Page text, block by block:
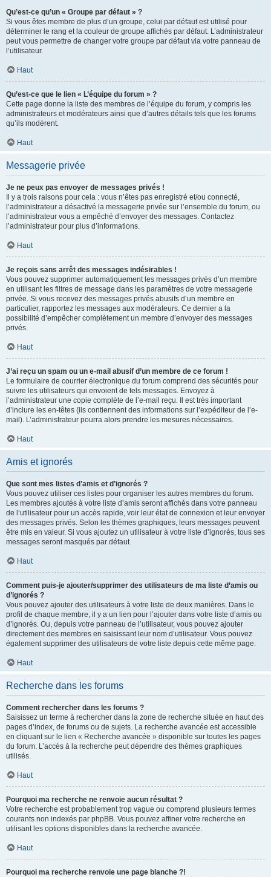
Qu’est-ce qu’un « Groupe par défaut » ?
Si vous êtes membre de plus d’un groupe, celui par défaut est utilisé pour
déterminer le rang et la couleur de groupe affichés par défaut. L’administrateur
peut vous permettre de changer votre groupe par défaut via votre panneau de
l’utilisateur.
Haut
Qu’est-ce que le lien « L’équipe du forum » ?
Cette page donne la liste des membres de l’équipe du forum, y compris les
administrateurs et modérateurs ainsi que d’autres détails tels que les forums
qu’ils modèrent.
Haut
Messagerie privée
Je ne peux pas envoyer de messages privés !
Il y a trois raisons pour cela : vous n’êtes pas enregistré et/ou connecté,
l’administrateur a désactivé la messagerie privée sur l’ensemble du forum, ou
l’administrateur vous a empêché d’envoyer des messages. Contactez
l’administrateur pour plus d’informations.
Haut
Je reçois sans arrêt des messages indésirables !
Vous pouvez supprimer automatiquement les messages privés d’un membre
en utilisant les filtres de message dans les paramètres de votre messagerie
privée. Si vous recevez des messages privés abusifs d’un membre en
particulier, rapportez les messages aux modérateurs. Ce dernier a la
possibilité d’empêcher complètement un membre d’envoyer des messages
privés.
Haut
J’ai reçu un spam ou un e-mail abusif d’un membre de ce forum !
Le formulaire de courrier électronique du forum comprend des sécurités pour
suivre les utilisateurs qui envoient de tels messages. Envoyez à
l’administrateur une copie complète de l’e-mail reçu. Il est très important
d’inclure les en-têtes (ils contiennent des informations sur l’expéditeur de l’e-
mail). L’administrateur pourra alors prendre les mesures nécessaires.
Haut
Amis et ignorés
Que sont mes listes d’amis et d’ignorés ?
Vous pouvez utiliser ces listes pour organiser les autres membres du forum.
Les membres ajoutés à votre liste d’amis seront affichés dans votre panneau
de l’utilisateur pour un accès rapide, voir leur état de connexion et leur envoyer
des messages privés. Selon les thèmes graphiques, leurs messages peuvent
être mis en valeur. Si vous ajoutez un utilisateur à votre liste d’ignorés, tous ses
messages seront masqués par défaut.
Haut
Comment puis-je ajouter/supprimer des utilisateurs de ma liste d’amis ou
d’ignorés ?
Vous pouvez ajouter des utilisateurs à votre liste de deux manières. Dans le
profil de chaque membre, il y a un lien pour l’ajouter dans votre liste d’amis ou
d’ignorés. Ou, depuis votre panneau de l’utilisateur, vous pouvez ajouter
directement des membres en saisissant leur nom d’utilisateur. Vous pouvez
également supprimer des utilisateurs de votre liste depuis cette même page.
Haut
Recherche dans les forums
Comment rechercher dans les forums ?
Saisissez un terme à rechercher dans la zone de recherche située en haut des
pages d’index, de forums ou de sujets. La recherche avancée est accessible
en cliquant sur le lien « Recherche avancée » disponible sur toutes les pages
du forum. L’accès à la recherche peut dépendre des thèmes graphiques
utilisés.
Haut
Pourquoi ma recherche ne renvoie aucun résultat ?
Votre recherche est probablement trop vague ou comprend plusieurs termes
courants non indexés par phpBB. Vous pouvez affiner votre recherche en
utilisant les options disponibles dans la recherche avancée.
Haut
Pourquoi ma recherche renvoie une page blanche ?!